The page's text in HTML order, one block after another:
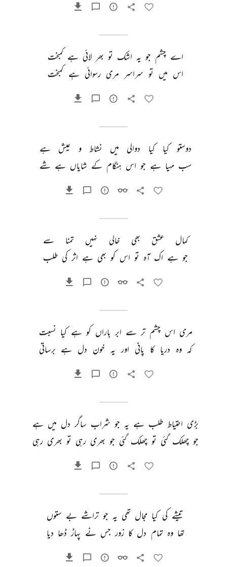
اے چشم جو یہ اشک تو بھر لائی ہے کمبخت
اس میں تو سراسر مری رسوائی ہے کمبخت
دوستو کیا کیا دوالی میں نشاط و عیش
ہے
سب مہیا ہے جو اس ہنگام کے شایاں ہے شے
کمال عشق بھی خالی نہیں تمنا
سے
جو ہے اک آہ تو اس کو بھی ہے اثر کی طلب
مری اس چشم تر سے ابر باراں کو ہے کیا نسبت
کہ وہ دریا کا پانی اور یہ خون دل ہے برساتی
بڑی احتیاط طلب ہے یہ جو شراب ساگر دل میں ہے
جو چھلک گئی تو چھلک گئی جو بھری رہی تو بھری رہی
تیشے کی کیا مجال تھی یہ جو تراشے بے ستوں
تھا وہ تمام دل کا زور جس نے پہاڑ ڈھا دیا